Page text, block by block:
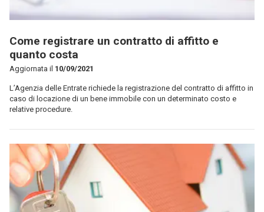
Come registrare un contratto di affitto e
quanto costa
Aggiornata il 10/09/2021
L’Agenzia delle Entrate richiede la registrazione del contratto di affitto in
caso di locazione di un bene immobile con un determinato costo e
relative procedure.